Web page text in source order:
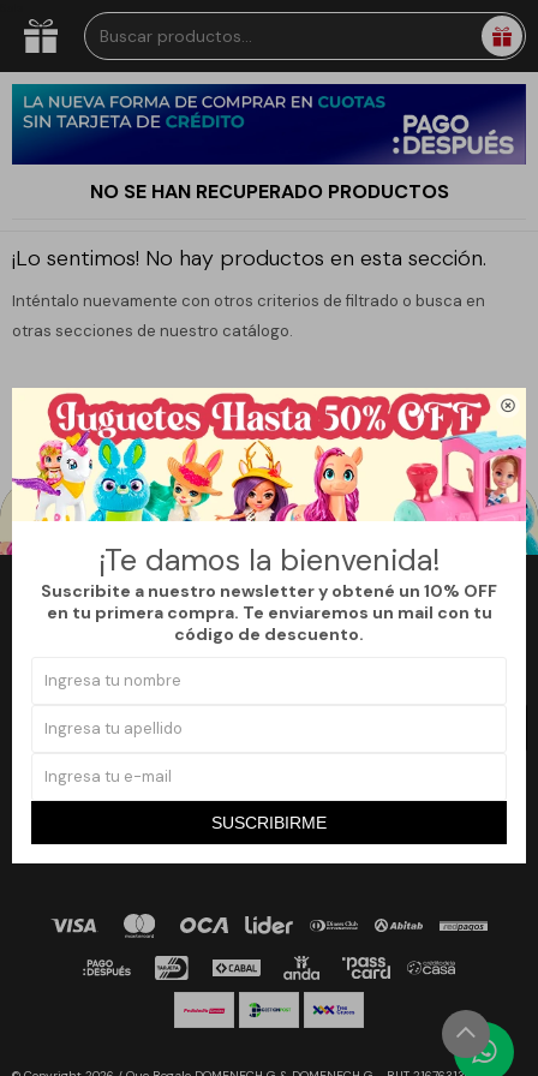

¡Te damos la bienvenida!
Suscribite a nuestro newsletter y obtené un 10% OFF
en tu primera compra. Te enviaremos un mail con tu
código de descuento.
SUSCRIBIRME
NO SE HAN RECUPERADO PRODUCTOS
¡Lo sentimos! No hay productos en esta sección.
Inténtalo nuevamente con otros criterios de filtrado o busca en
otras secciones de nuestro catálogo.
Filtrando por: Peluches
Newsletter
¡Suscribite a nuestro newsletter y accedé a un 10% off en tu primera